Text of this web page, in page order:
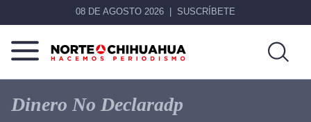
08 DE AGOSTO 2026 SUSCRÍBETE
Norte
Chihuahua
Más
que
noticias,
Dinero No Declaradp